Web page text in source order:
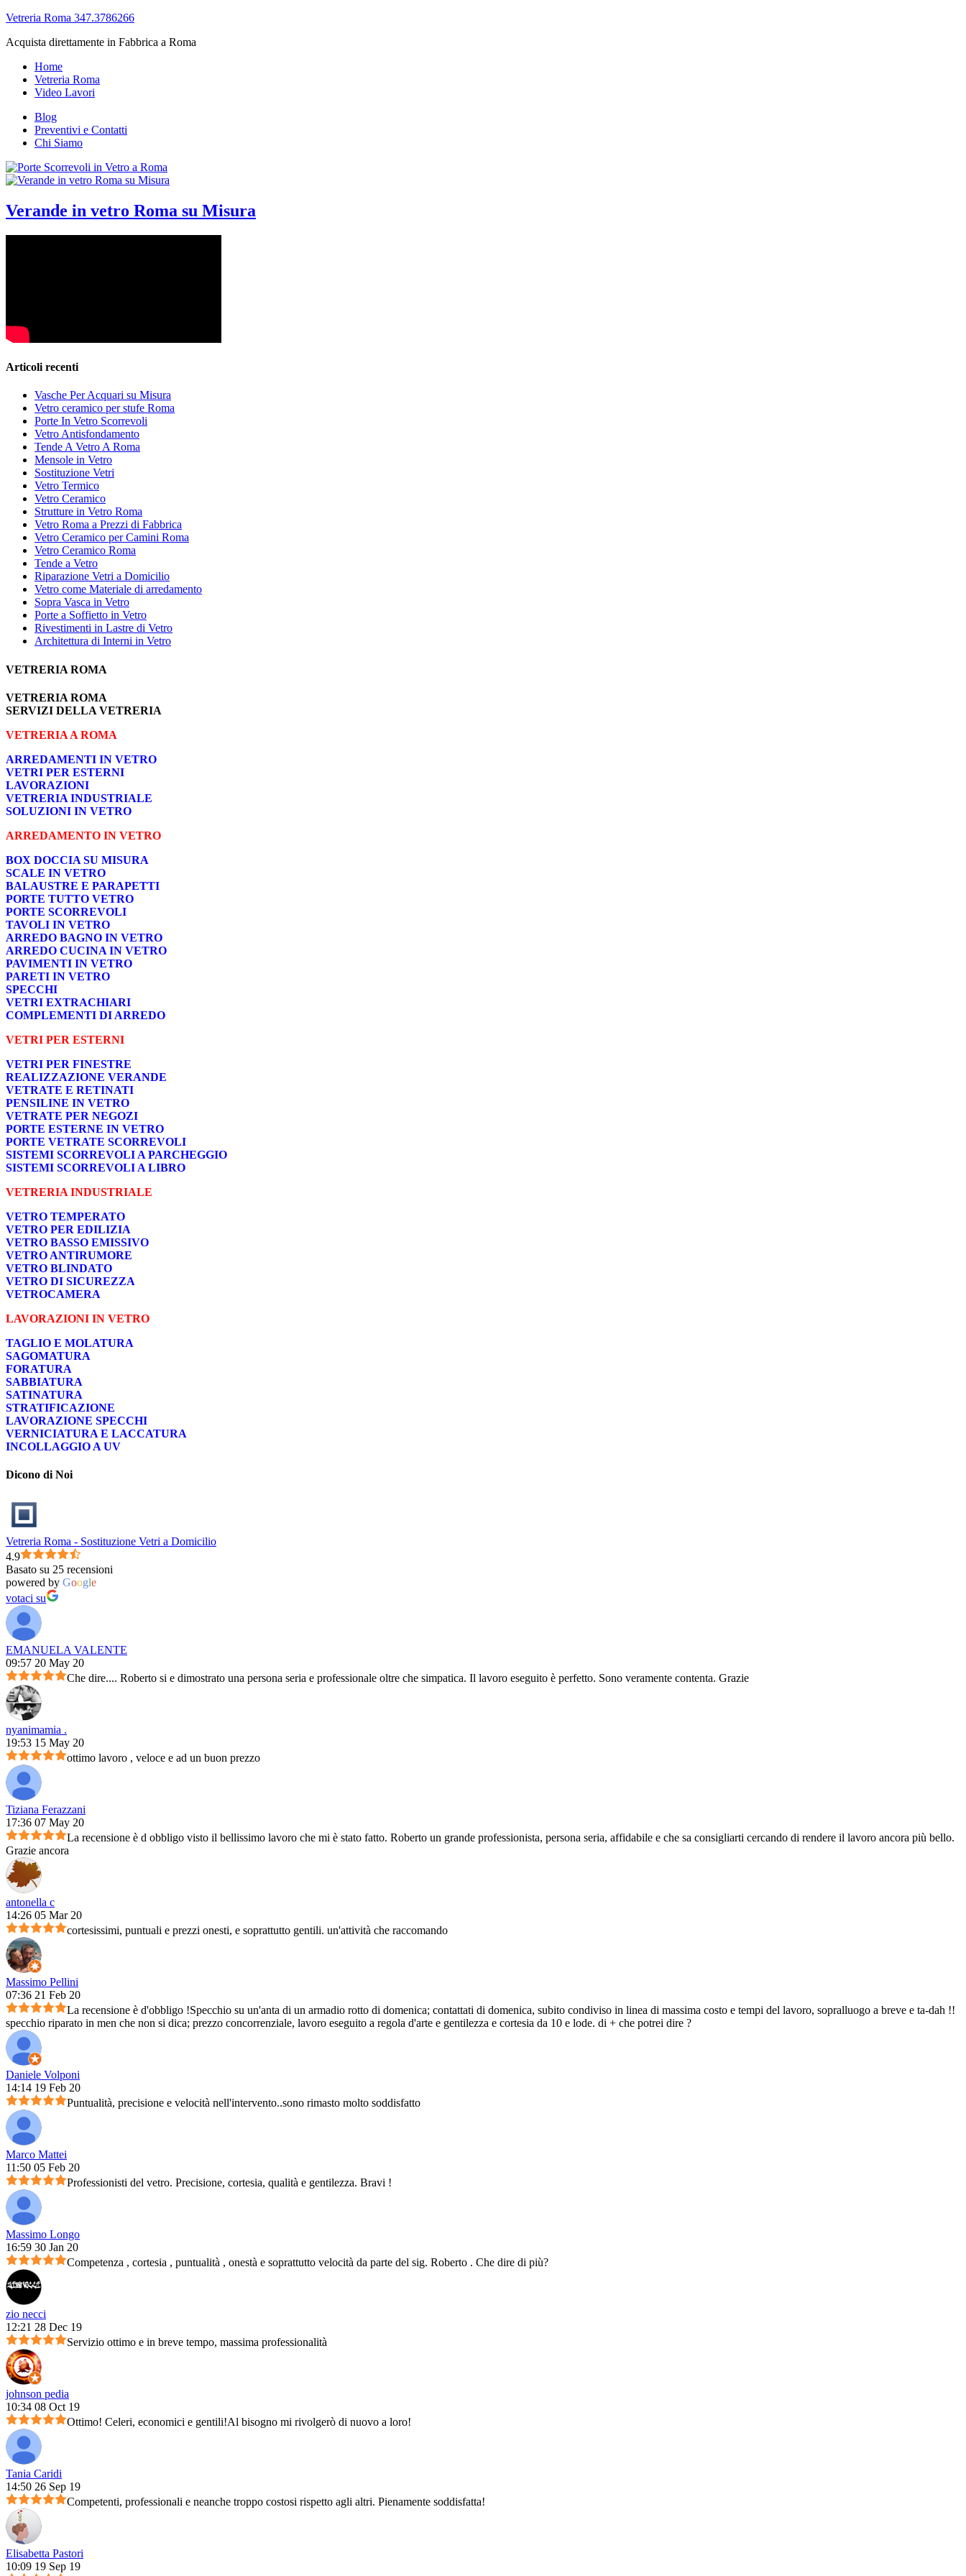
Vetreria Roma 347.3786266
Acquista direttamente in Fabbrica a Roma
Home
Vetreria Roma
Video Lavori
Blog
Preventivi e Contatti
Chi Siamo
Verande in vetro Roma su Misura
Articoli recenti
Vasche Per Acquari su Misura
Vetro ceramico per stufe Roma
Porte In Vetro Scorrevoli
Vetro Antisfondamento
Tende A Vetro A Roma
Mensole in Vetro
Sostituzione Vetri
Vetro Termico
Vetro Ceramico
Strutture in Vetro Roma
Vetro Roma a Prezzi di Fabbrica
Vetro Ceramico per Camini Roma
Vetro Ceramico Roma
Tende a Vetro
Riparazione Vetri a Domicilio
Vetro come Materiale di arredamento
Sopra Vasca in Vetro
Porte a Soffietto in Vetro
Rivestimenti in Lastre di Vetro
Architettura di Interni in Vetro
VETRERIA ROMA
VETRERIA ROMA
SERVIZI DELLA VETRERIA
VETRERIA A ROMA
ARREDAMENTI IN VETRO
VETRI PER ESTERNI
LAVORAZIONI
VETRERIA INDUSTRIALE
SOLUZIONI IN VETRO
ARREDAMENTO IN VETRO
BOX DOCCIA SU MISURA
SCALE IN VETRO
BALAUSTRE E PARAPETTI
PORTE TUTTO VETRO
PORTE SCORREVOLI
TAVOLI IN VETRO
ARREDO BAGNO IN VETRO
ARREDO CUCINA IN VETRO
PAVIMENTI IN VETRO
PARETI IN VETRO
SPECCHI
VETRI EXTRACHIARI
COMPLEMENTI DI ARREDO
VETRI PER ESTERNI
VETRI PER FINESTRE
REALIZZAZIONE VERANDE
VETRATE E RETINATI
PENSILINE IN VETRO
VETRATE PER NEGOZI
PORTE ESTERNE IN VETRO
PORTE VETRATE SCORREVOLI
SISTEMI SCORREVOLI A PARCHEGGIO
SISTEMI SCORREVOLI A LIBRO
VETRERIA INDUSTRIALE
VETRO TEMPERATO
VETRO PER EDILIZIA
VETRO BASSO EMISSIVO
VETRO ANTIRUMORE
VETRO BLINDATO
VETRO DI SICUREZZA
VETROCAMERA
LAVORAZIONI IN VETRO
TAGLIO E MOLATURA
SAGOMATURA
FORATURA
SABBIATURA
SATINATURA
STRATIFICAZIONE
LAVORAZIONE SPECCHI
VERNICIATURA E LACCATURA
INCOLLAGGIO A UV
Dicono di Noi
Vetreria Roma - Sostituzione Vetri a Domicilio
4.9
Basato su 25 recensioni
powered by Google
votaci su
EMANUELA VALENTE
09:57 20 May 20
Che dire.... Roberto si e dimostrato una persona seria e professionale oltre che simpatica. Il lavoro eseguito è perfetto. Sono veramente contenta. Grazie
nyanimamia .
19:53 15 May 20
ottimo lavoro , veloce e ad un buon prezzo
Tiziana Ferazzani
17:36 07 May 20
La recensione è d obbligo visto il bellissimo lavoro che mi è stato fatto. Roberto un grande professionista, persona seria, affidabile e che sa consigliarti cercando di rendere il lavoro ancora più bello.
Grazie ancora
antonella c
14:26 05 Mar 20
cortesissimi, puntuali e prezzi onesti, e soprattutto gentili. un'attività che raccomando
Massimo Pellini
07:36 21 Feb 20
La recensione è d'obbligo !Specchio su un'anta di un armadio rotto di domenica; contattati di domenica, subito condiviso in linea di massima costo e tempi del lavoro, sopralluogo a breve e ta-dah !!
specchio riparato in men che non si dica; prezzo concorrenziale, lavoro eseguito a regola d'arte e gentilezza e cortesia da 10 e lode. di + che potrei dire ?
Daniele Volponi
14:14 19 Feb 20
Puntualità, precisione e velocità nell'intervento..sono rimasto molto soddisfatto
Marco Mattei
11:50 05 Feb 20
Professionisti del vetro. Precisione, cortesia, qualità e gentilezza. Bravi !
Massimo Longo
16:59 30 Jan 20
Competenza , cortesia , puntualità , onestà e soprattutto velocità da parte del sig. Roberto . Che dire di più?
zio necci
12:21 28 Dec 19
Servizio ottimo e in breve tempo, massima professionalità
johnson pedia
10:34 08 Oct 19
Ottimo! Celeri, economici e gentili!Al bisogno mi rivolgerò di nuovo a loro!
Tania Caridi
14:50 26 Sep 19
Competenti, professionali e neanche troppo costosi rispetto agli altri. Pienamente soddisfatta!
Elisabetta Pastori
10:09 19 Sep 19